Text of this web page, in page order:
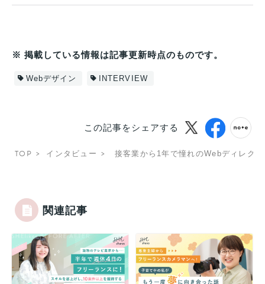
※ 掲載している情報は記事更新時点のものです。
Webデザイン INTERVIEW
この記事をシェアする
TOP インタビュー 接客業から1年で憧れのWebディレク
関連記事